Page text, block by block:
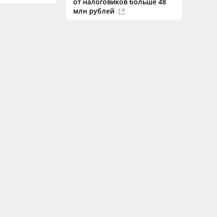
млн рублей